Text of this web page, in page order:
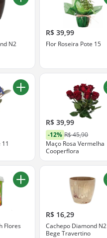
N2
R$ 39,99
Flor Roseira Pote 15
11
R$ 39,99
-12% R$ 45,90
Maço Rosa Vermelha
Cooperflora
Flores
R$ 16,29
Cachepo Diamond N2
Bege Travertino